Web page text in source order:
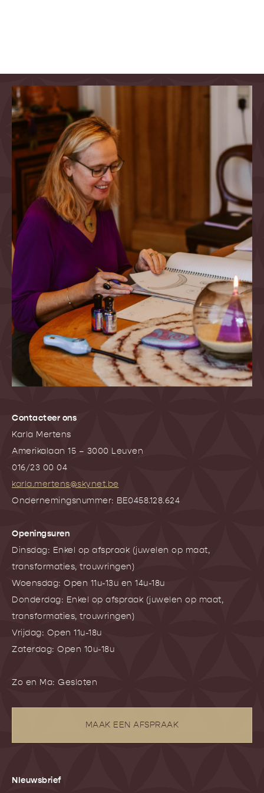
Contacteer ons
Karla Mertens
Amerikalaan 15 – 3000 Leuven
016/23 00 04
karla.mertens@skynet.be
Ondernemingsnummer: BE0458.128.624
Openingsuren
Dinsdag: Enkel op afspraak (juwelen op maat,
transformaties, trouwringen)
Woensdag: Open 11u-13u en 14u-18u
Donderdag: Enkel op afspraak (juwelen op maat,
transformaties, trouwringen)
Vrijdag: Open 11u-18u
Zaterdag: Open 10u-18u
Zo en Ma: Gesloten
MAAK EEN AFSPRAAK
NIeuwsbrief